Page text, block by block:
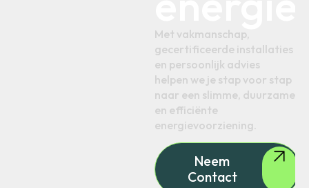
Met vakmanschap,
gecertificeerde installaties
en persoonlijk advies
helpen we je stap voor stap
naar een slimme, duurzame
en efficiënte
energievoorziening.
Neem
Contact